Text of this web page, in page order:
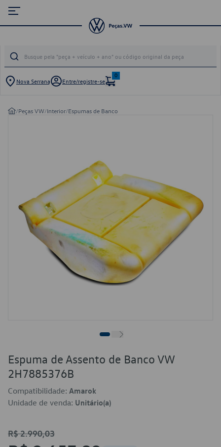
Nova Serrana Entre/registre-se
0
/Peças VW/Interior/Espumas de Banco
Espuma de Assento de Banco VW
2H7885376B
Compatibilidade: Amarok
Unidade de venda: Unitário(a)
R$ 2.990,03